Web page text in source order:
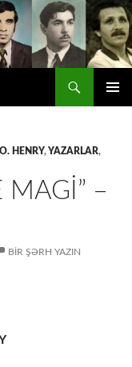
O. HENRY, YAZARLAR,
MAGI” –
BIR ŞƏRH YAZIN